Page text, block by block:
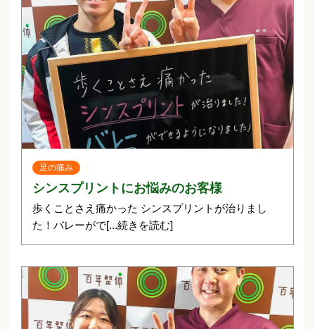
足の痛み
シンスプリントにお悩みのお客様
歩くことさえ痛かった シンスプリントが治りまし
た！バレーがで[...続きを読む]